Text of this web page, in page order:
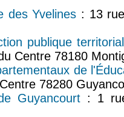
des Yvelines : 13
publique
Centre 78180
de
78280
Guyancourt : 1